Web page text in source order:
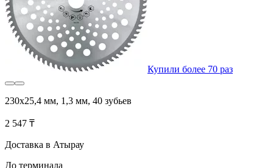
Купили более 70 раз
230x25,4 мм, 1,3 мм, 40 зубьев
2 547 ₸
Доставка в Атырау
До терминала